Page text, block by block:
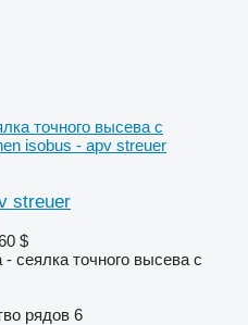
точного высева с
isobus - apv streuer
streuer
$
сеялка точного высева с
рядов 6